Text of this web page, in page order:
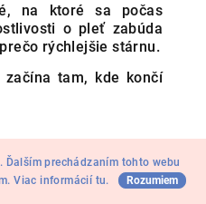
Ďalším prechádzaním tohto webu
Viac informácií tu. Rozumiem
na ktoré sa počas
o pleť zabúda
rýchlejšie stárnu.
tam, kde končí
prečistiť oblasť vlasovej
up, aby vám v tejto časti